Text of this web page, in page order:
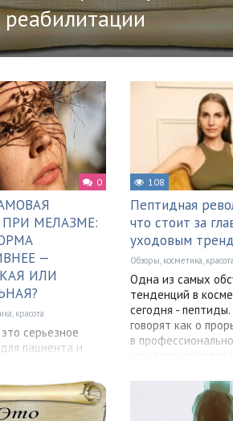
0
МЕЛАЗМЕ:
—
ИЛИ
красота
серьезное
пациента и
Симметричные
пятна на лице,
108
Пептидная
что стоит за
уходовым
Обзоры, косметика, красота
Одна из самых
тенденций в
сегодня -
говорят как о
в